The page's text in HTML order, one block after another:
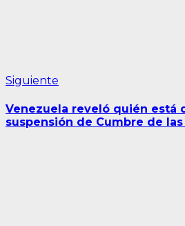
Siguiente
Venezuela reveló quién está
suspensión de Cumbre de